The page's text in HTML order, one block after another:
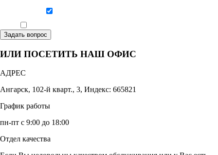
Задать вопрос
ИЛИ ПОСЕТИТЬ НАШ ОФИС
АДРЕС
Ангарск, 102-й кварт., 3, Индекс: 665821
График работы
пн-пт с 9:00 до 18:00
Отдел качества